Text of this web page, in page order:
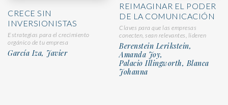
CRECE SIN
INVERSIONISTAS
Estrategias para el crecimiento
orgánico de tu empresa
García Iza, Javier
REIMAGINAR EL PODER
DE LA COMUNICACIÓN
Claves para que las empresas
conecten, sean relevantes, lideren
Berenstein Lerikstein,
Amanda Joy,
Palacio Illingworth, Blanca
Johanna